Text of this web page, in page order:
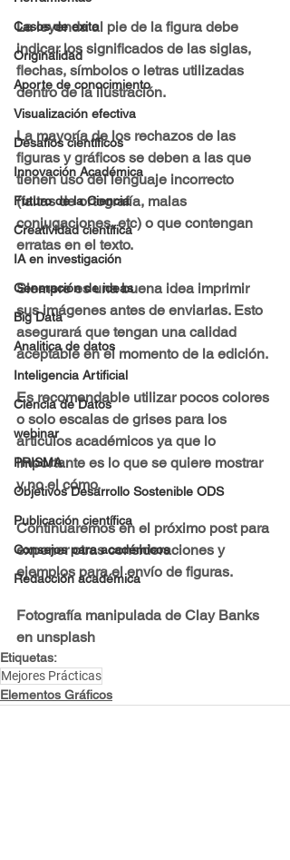
Casos de exito
Originalidad
Aporte de conocimiento
Visualización efectiva
Desafíos científicos
Innovación Académica
Futuro de la Ciencia
Creatividad científica
IA en investigación
Generación de ideas
Big Data
Analitica de datos
Inteligencia Artificial
Ciencia de Datos
webinar
PRISMA
Objetivos Desarrollo Sostenible ODS
Publicación científica
Consejos para académicos
Redacción académica
La leyenda al pie de la figura debe
indicar los significados de las siglas,
flechas, símbolos o letras utilizadas
dentro de la ilustración.
La mayoría de los rechazos de las
figuras y gráficos se deben a las que
tienen uso del lenguaje incorrecto
(faltas de ortografía, malas
conjugaciones, etc) o que contengan
erratas en el texto.
Siempre es una buena idea imprimir
sus imágenes antes de enviarlas. Esto
asegurará que tengan una calidad
aceptable en el momento de la edición.
Es recomendable utilizar pocos colores
o solo escalas de grises para los
artículos académicos ya que lo
importante es lo que se quiere mostrar
y no el cómo.
Continuaremos en el próximo post para
exponer otras consideraciones y
ejemplos para el envío de figuras.
Fotografía manipulada de Clay Banks
en unsplash
Etiquetas:
Mejores Prácticas
Elementos Gráficos